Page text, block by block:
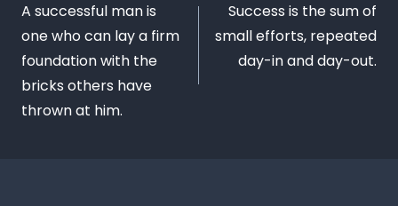
A successful man is
one who can lay a firm
foundation with the
bricks others have
thrown at him.
Success is the sum of
small efforts, repeated
day-in and day-out.